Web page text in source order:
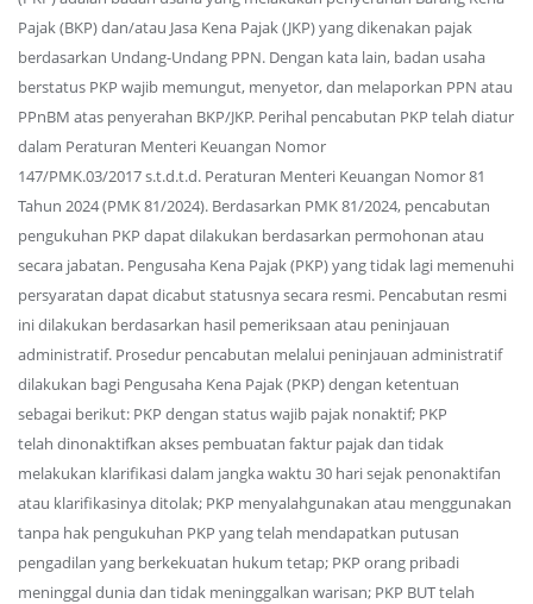
Pajak (BKP) dan/atau Jasa Kena Pajak (JKP) yang dikenakan pajak
berdasarkan Undang-Undang PPN. Dengan kata lain, badan usaha
berstatus PKP wajib memungut, menyetor, dan melaporkan PPN atau
PPnBM atas penyerahan BKP/JKP. Perihal pencabutan PKP telah diatur
dalam Peraturan Menteri Keuangan Nomor
147/PMK.03/2017 s.t.d.t.d. Peraturan Menteri Keuangan Nomor 81
Tahun 2024 (PMK 81/2024). Berdasarkan PMK 81/2024, pencabutan
pengukuhan PKP dapat dilakukan berdasarkan permohonan atau
secara jabatan. Pengusaha Kena Pajak (PKP) yang tidak lagi memenuhi
persyaratan dapat dicabut statusnya secara resmi. Pencabutan resmi
ini dilakukan berdasarkan hasil pemeriksaan atau peninjauan
administratif. Prosedur pencabutan melalui peninjauan administratif
dilakukan bagi Pengusaha Kena Pajak (PKP) dengan ketentuan
sebagai berikut: PKP dengan status wajib pajak nonaktif; PKP
telah dinonaktifkan akses pembuatan faktur pajak dan tidak
melakukan klarifikasi dalam jangka waktu 30 hari sejak penonaktifan
atau klarifikasinya ditolak; PKP menyalahgunakan atau menggunakan
tanpa hak pengukuhan PKP yang telah mendapatkan putusan
pengadilan yang berkekuatan hukum tetap; PKP orang pribadi
meninggal dunia dan tidak meninggalkan warisan; PKP BUT telah